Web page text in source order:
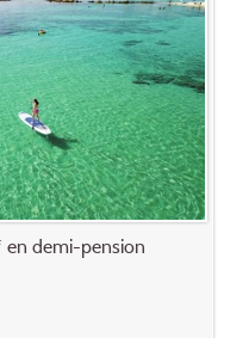
en demi-pension